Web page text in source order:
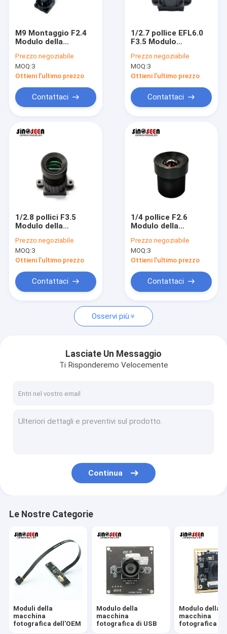
Video
Mostra VR
Controllo di qualità
Contattaci
Moduli della macchina fotografica dell'OEM
Modulo globale della macchina fotografica dell'otturatore
Modulo doppio della macchina fotografica della lente
Modulo della macchina fotografica di riconoscimento di
modulo del webcam del computer portatile
1MP Camera Module
M9 Montaggio F2.4
Modulo della
Obiettivo 2.6mm
Adatto per il sensore
OV9732
Prezzo:negoziabile
MOQ:3
Ottieni l'ultimo prezzo
Contattaci
1/2.7 pollice EFL6.0
F3.5 Modulo
Obiettivo di
sicurezza M12x0.5
Obiettivo
Prezzo:negoziabile
MOQ:3
Ottieni l'ultimo prezzo
Contattaci
1/2.8 pollici F3.5
Modulo della
Obiettivo M12
Obiettivo della
fotocamera di
Prezzo:negoziabile
MOQ:3
Ottieni l'ultimo prezzo
Contattaci
1/4 pollice F2.6
Modulo della
Obiettivo della
fotocamera di
sicurezza Obiettivo
Prezzo:negoziabile
MOQ:3
Ottieni l'ultimo prezzo
Contattaci
Osservi più
Lasciate Un Messaggio
Ti Risponderemo Velocemente
Continua
Le Nostre Categorie
Moduli della
macchina
fotografica dell'OEM
Modulo della
macchina
fotografica di USB
Modulo della
macchina
fotografica di